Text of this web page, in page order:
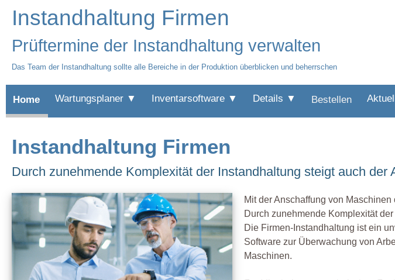
Instandhaltung Firmen
Prüftermine der Instandhaltung verwalten
Das Team der Instandhaltung sollte alle Bereiche in der Produktion überblicken und beherrschen
Home Wartungsplaner ▼ Inventarsoftware ▼ Details ▼ Bestellen
Instandhaltung Firmen
Durch zunehmende Komplexität der Instandhaltung steigt auch der
Mit der Anschaffung von
Durch zunehmende Komplexität
Die Firmen-Instandhaltung ist ein
Software zur Überwachung von
Maschinen.